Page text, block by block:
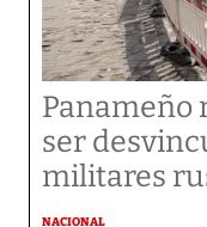
Panameño
ser
militares
NACIONAL